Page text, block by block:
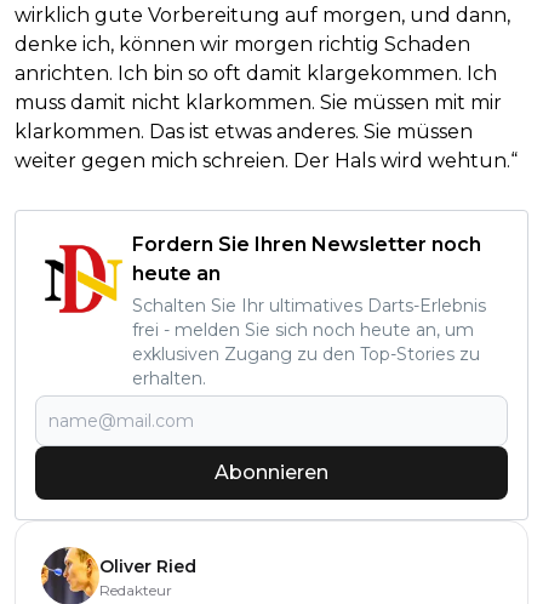
wirklich gute Vorbereitung auf morgen, und dann,
denke ich, können wir morgen richtig Schaden
anrichten. Ich bin so oft damit klargekommen. Ich
muss damit nicht klarkommen. Sie müssen mit mir
klarkommen. Das ist etwas anderes. Sie müssen
weiter gegen mich schreien. Der Hals wird wehtun.“
Fordern Sie Ihren Newsletter noch
heute an
Schalten Sie Ihr ultimatives Darts-Erlebnis
frei - melden Sie sich noch heute an, um
exklusiven Zugang zu den Top-Stories zu
erhalten.
Abonnieren
Oliver Ried
Redakteur